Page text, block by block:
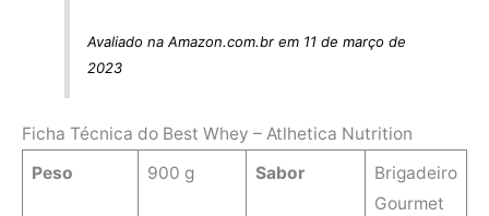
Avaliado na Amazon.com.br em 11 de março de
2023
Ficha Técnica do Best Whey – Atlhetica Nutrition
Peso
900 g Sabor
Brigadeiro
Gourmet